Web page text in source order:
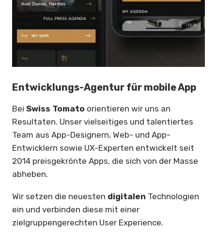
Entwicklungs-Agentur für mobile App
Bei Swiss Tomato orientieren wir uns an
Resultaten. Unser vielseitiges und talentiertes
Team aus App-Designern, Web- und App-
Entwicklern sowie UX-Experten entwickelt seit
2014 preisgekrönte Apps, die sich von der Masse
abheben.
Wir setzen die neuesten digitalen Technologien
ein und verbinden diese mit einer
zielgruppengerechten User Experience.